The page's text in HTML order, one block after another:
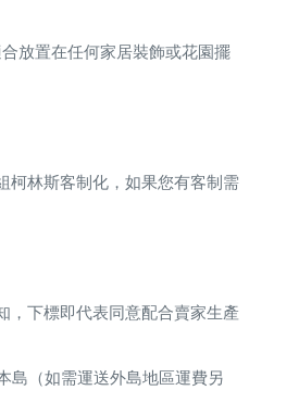
放置在任何家居裝飾或花園擺
柯林斯客制化，如果您有客制需
，下標即代表同意配合賣家生產
島（如需運送外島地區運費另